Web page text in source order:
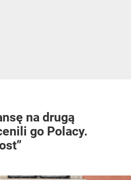
na drugą
go Polacy.